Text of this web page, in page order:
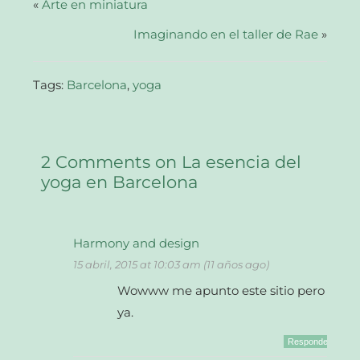
ventana
nueva)
«Arte en miniatura
Imaginando en el taller de Rae»
Tags: Barcelona,yoga
2 Comments on La esencia del
yoga en Barcelona
Harmony and design
15 abril, 2015 at 10:03 am (11 años ago)
Wowww me apunto este sitio pero
ya.
Responder